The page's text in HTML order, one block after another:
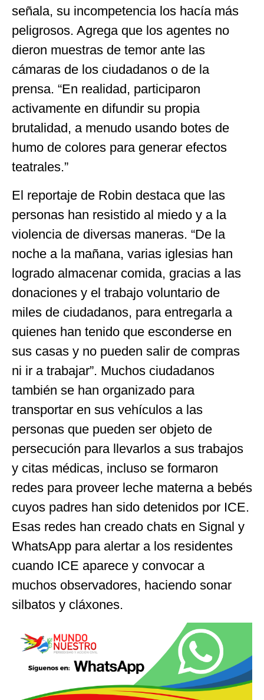
señala, su incompetencia los hacía más
peligrosos. Agrega que los agentes no
dieron muestras de temor ante las
cámaras de los ciudadanos o de la
prensa. “En realidad, participaron
activamente en difundir su propia
brutalidad, a menudo usando botes de
humo de colores para generar efectos
teatrales.”
El reportaje de Robin destaca que las
personas han resistido al miedo y a la
violencia de diversas maneras. “De la
noche a la mañana, varias iglesias han
logrado almacenar comida, gracias a las
donaciones y el trabajo voluntario de
miles de ciudadanos, para entregarla a
quienes han tenido que esconderse en
sus casas y no pueden salir de compras
ni ir a trabajar”. Muchos ciudadanos
también se han organizado para
transportar en sus vehículos a las
personas que pueden ser objeto de
persecución para llevarlos a sus trabajos
y citas médicas, incluso se formaron
redes para proveer leche materna a bebés
cuyos padres han sido detenidos por ICE.
Esas redes han creado chats en Signal y
WhatsApp para alertar a los residentes
cuando ICE aparece y convocar a
muchos observadores, haciendo sonar
silbatos y cláxones.